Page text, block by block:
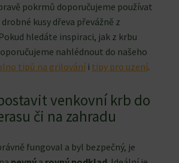
pokrmů doporučujeme používat
kusy dřeva převážně z
hledáte inspiraci, jak z krbu
nahlédnout do našeho
tipů na grilováníi tipy pro uzení.
venkovní krb do
či na zahradu
fungoval a byl bezpečný, je